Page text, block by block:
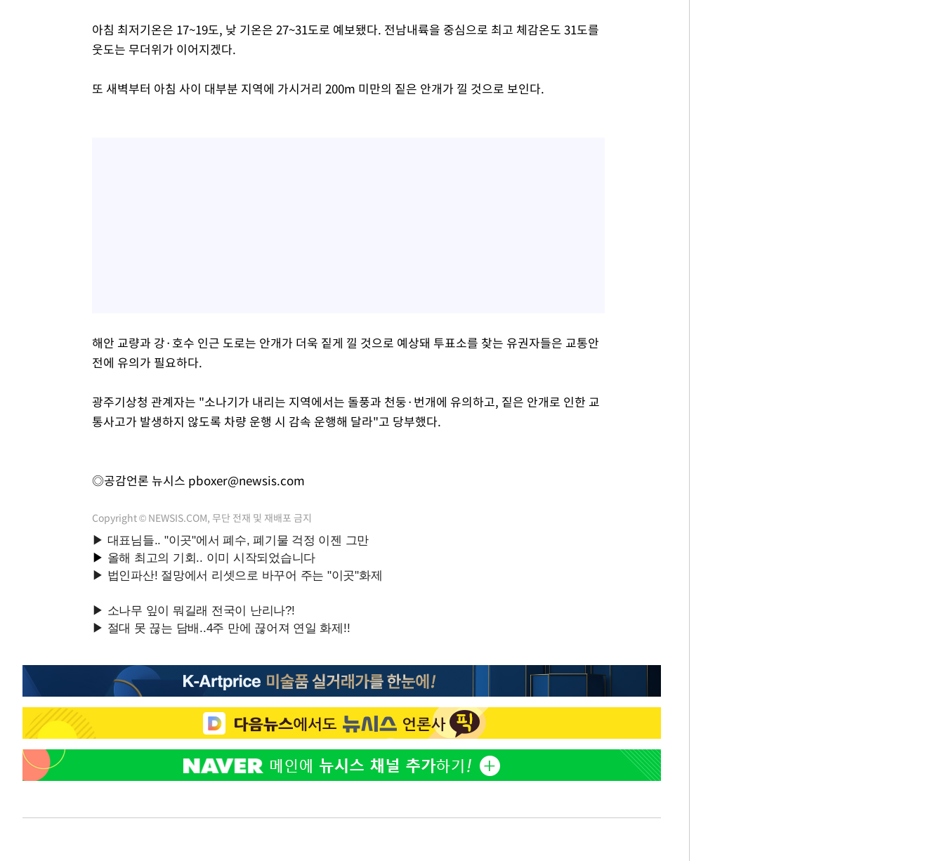
아침 최저기온은 17~19도, 낮 기온은 27~31도로 예보됐다. 전남내륙을 중심으로 최고 체감온도 31도를
웃도는 무더위가 이어지겠다.
또 새벽부터 아침 사이 대부분 지역에 가시거리 200m 미만의 짙은 안개가 낄 것으로 보인다.
해안 교량과 강·호수 인근 도로는 안개가 더욱 짙게 낄 것으로 예상돼 투표소를 찾는 유권자들은 교통안
전에 유의가 필요하다.
광주기상청 관계자는 "소나기가 내리는 지역에서는 돌풍과 천둥·번개에 유의하고, 짙은 안개로 인한 교
통사고가 발생하지 않도록 차량 운행 시 감속 운행해 달라"고 당부했다.
◎공감언론 뉴시스 pboxer@newsis.com
Copyright © NEWSIS.COM, 무단 전재 및 재배포 금지